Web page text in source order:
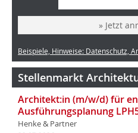
» Jetzt
Beispiele, Hinweise: Datenschutz,
Stellenmarkt
Architekt:in (m/w/d) für
Ausführungsplanung
Henke & Partner